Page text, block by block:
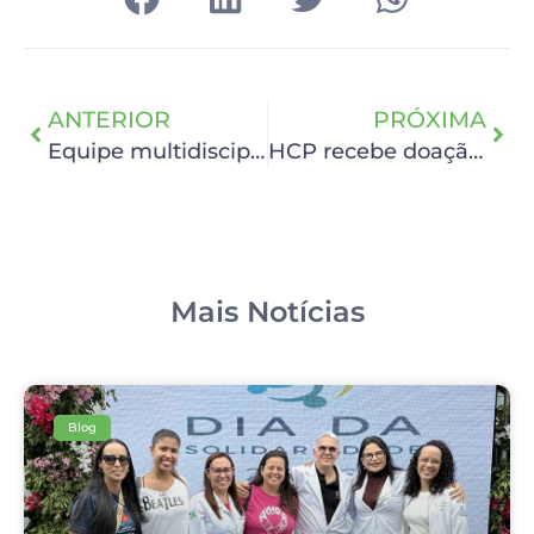
ANTERIOR
Equipe multidisciplinar de cabeça e pescoço participa de treinamento de reabilitação para pacientes laringectomizados
PRÓXIMA
HCP recebe doação de R$45.854,88
Mais Notícias
Blog